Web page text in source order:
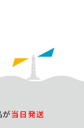
が当日発送